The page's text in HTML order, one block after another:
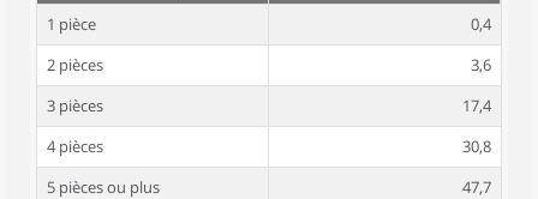
1 pièce
0,4
2 pièces
3,6
3 pièces
17,4
4 pièces
30,8
5 pièces ou plus
47,7